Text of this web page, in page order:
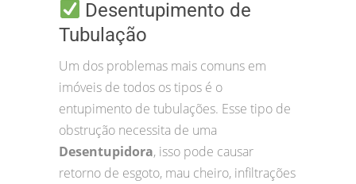
Desentupimento de
Tubulação
Um dos problemas mais comuns em
imóveis de todos os tipos é o
entupimento de tubulações. Esse tipo de
obstrução necessita de uma
Desentupidora, isso pode causar
retorno de esgoto, mau cheiro, infiltrações